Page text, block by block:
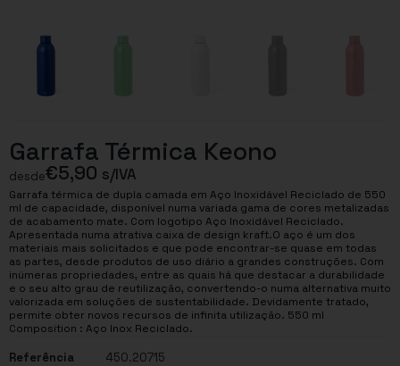
Garrafa Térmica Keono
desde€5,90 s/IVA
Garrafa térmica de dupla camada em Aço Inoxidável Reciclado de 550
ml de capacidade, disponível numa variada gama de cores metalizadas
de acabamento mate. Com logotipo Aço Inoxidável Reciclado.
Apresentada numa atrativa caixa de design kraft.O aço é um dos
materiais mais solicitados e que pode encontrar-se quase em todas
as partes, desde produtos de uso diário a grandes construções. Com
inúmeras propriedades, entre as quais há que destacar a durabilidade
e o seu alto grau de reutilização, convertendo-o numa alternativa muito
valorizada em soluções de sustentabilidade. Devidamente tratado,
permite obter novos recursos de infinita utilização. 550 ml
Composition : Aço Inox Reciclado.
Referência
450.20715